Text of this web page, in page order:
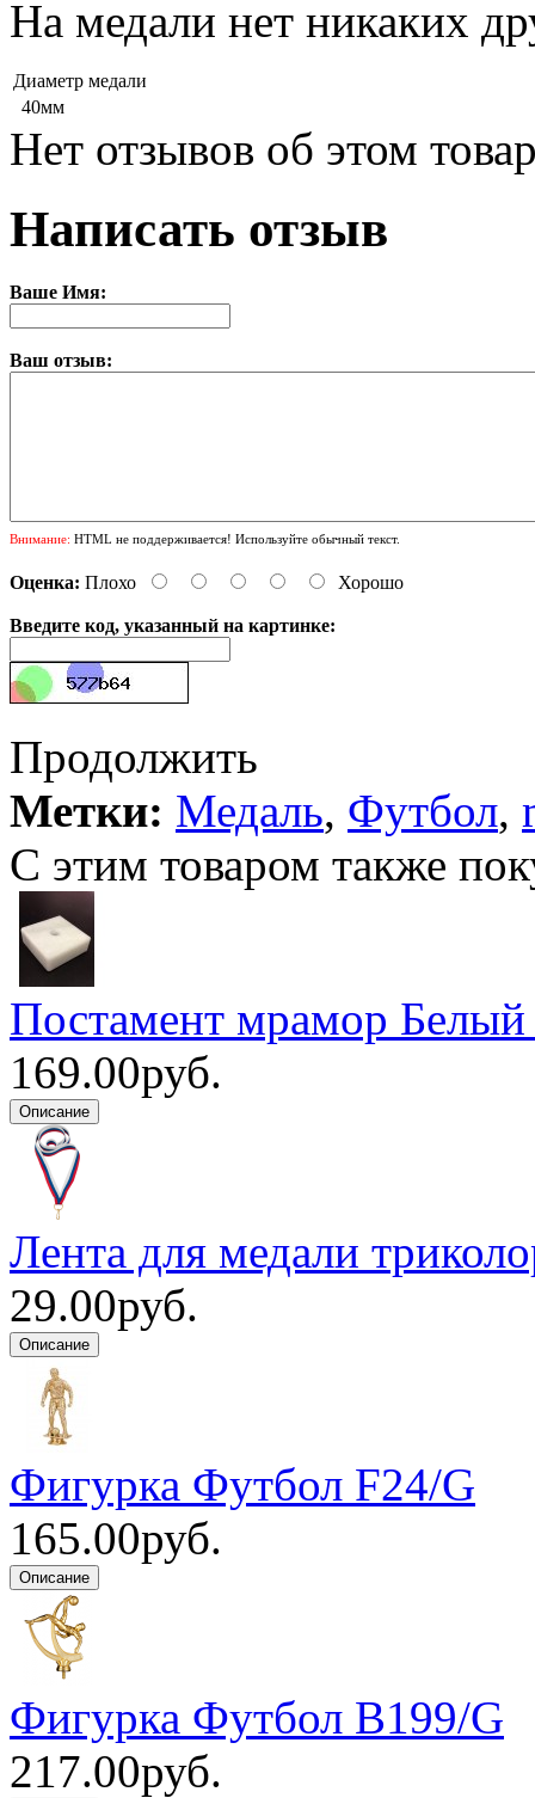
На медали нет никаких
Диаметр медали
40мм
Нет отзывов об этом
Написать отзыв
Ваше Имя:
Ваш отзыв:
Внимание: HTML не поддерживается! Используйте обычный текст.
Оценка: Плохо Хорошо
Введите код, указанный на картинке:
Продолжить
Метки: Медаль, Футбол,
С этим товаром также
Постамент мрамор Белый
169.00руб.
Лента для медали
29.00руб.
Фигурка Футбол F24/G
165.00руб.
Фигурка Футбол B199/G
217.00руб.